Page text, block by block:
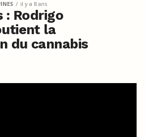
il y a 8 ans
: Rodrigo
la
du cannabis